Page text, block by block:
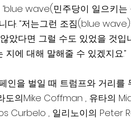
다. “저는그런 조짐(blue
았다면 그럴 수도 있었을 것입
에 대해 말해줄 수 있겠지요.”
인을 벌일 때 트럼프와 거리를
도의Mike Coffman , 유타의
Curbelo , 일리노이의 Peter